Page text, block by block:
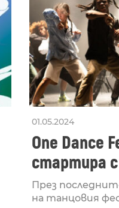
01.05.2024
One Dance
стартира
Lucid,
рейв
През
на танцовия